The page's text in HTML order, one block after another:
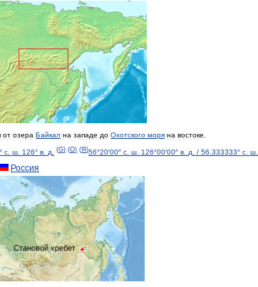
от озера Байкал на западе до Охотского моря на востоке
° с. ш. 126° в. д. (G) (O) (Я )56°20′00″ с. ш. 126°00′00″ в. д. / 56.333333° с. ш.
Россия
Становой хребет